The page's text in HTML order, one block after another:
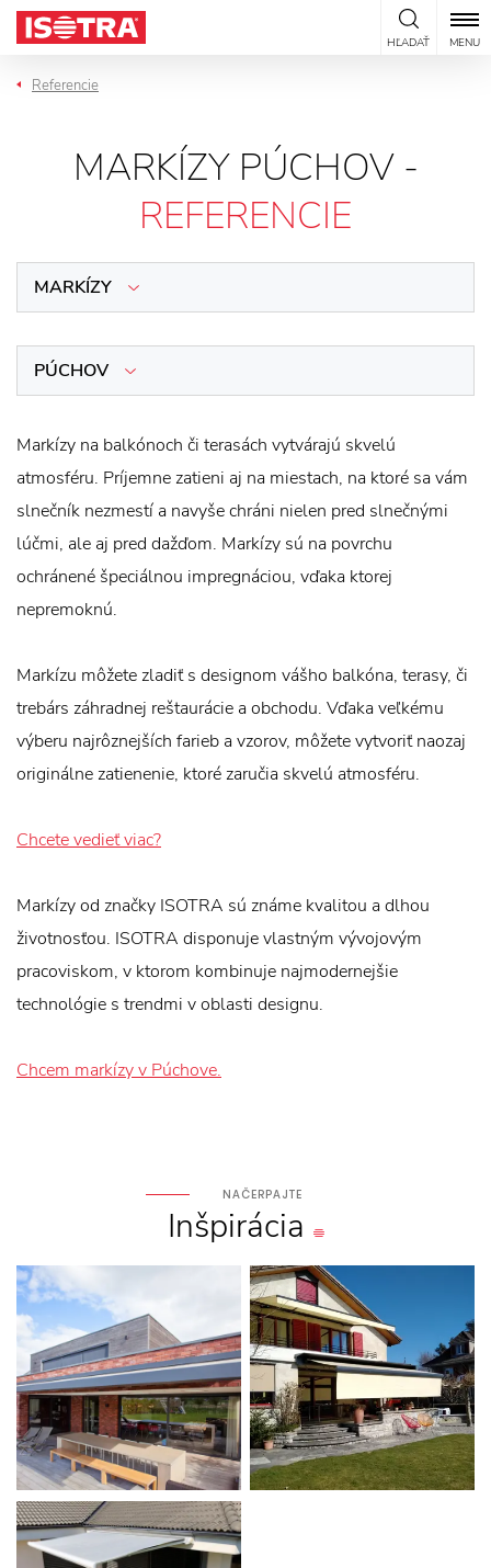
Preskočiť na obsah
HĽADAŤ MENU
Referencie
MARKÍZY PÚCHOV -
REFERENCIE
MARKÍZY
PÚCHOV
Markízy na balkónoch či terasách vytvárajú skvelú
atmosféru. Príjemne zatieni aj na miestach, na ktoré sa vám
slnečník nezmestí a navyše chráni nielen pred slnečnými
lúčmi, ale aj pred dažďom. Markízy sú na povrchu
ochránené špeciálnou impregnáciou, vďaka ktorej
nepremoknú.
Markízu môžete zladiť s designom vášho balkóna, terasy, či
trebárs záhradnej reštaurácie a obchodu. Vďaka veľkému
výberu najrôznejších farieb a vzorov, môžete vytvoriť naozaj
originálne zatienenie, ktoré zaručia skvelú atmosféru.
Chcete vedieť viac?
Markízy od značky ISOTRA sú známe kvalitou a dlhou
životnosťou. ISOTRA disponuje vlastným vývojovým
pracoviskom, v ktorom kombinuje najmodernejšie
technológie s trendmi v oblasti designu.
Chcem markízy v Púchove.
NAČERPAJTE
Inšpirácia